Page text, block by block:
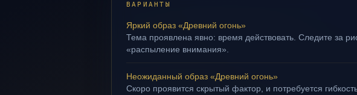
ВАРИАНТЫ
Яркий образ «Древний огонь»
Тема проявлена явно: время действовать. Следите за
«распыление внимания».
Неожиданный образ «Древний огонь»
Скоро проявится скрытый фактор, и потребуется